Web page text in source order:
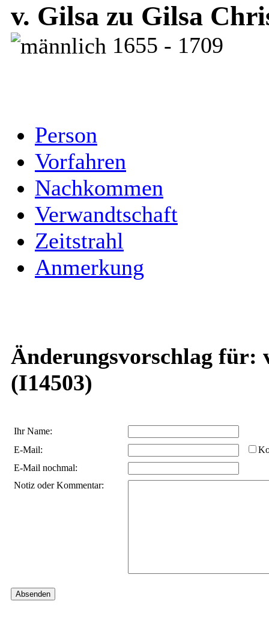
v. Gilsa zu Gilsa
1655 - 1709
Person
Vorfahren
Nachkommen
Verwandtschaft
Zeitstrahl
Anmerkung
Änderungsvorschlag für:
(I14503)
Ihr Name:
E-Mail:
E-Mail nochmal:
Notiz oder Kommentar: